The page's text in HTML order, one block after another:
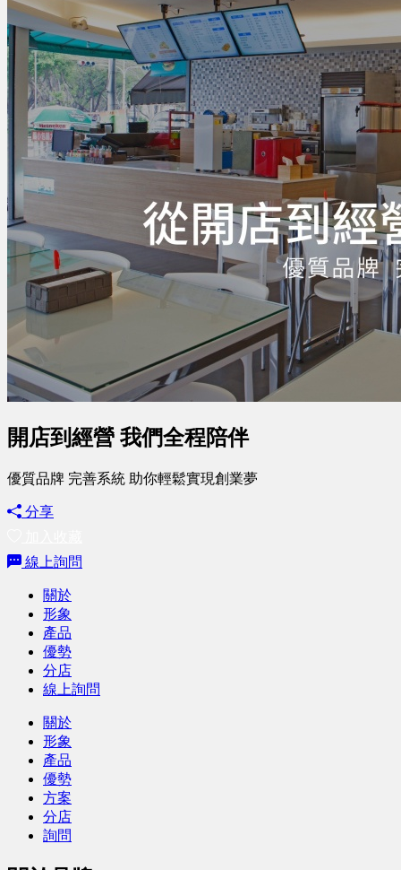
開店到經營 我們全程陪伴
優質品牌 完善系統 助你輕鬆實現創業夢
分享
線上詢問
關於
形象
產品
優勢
分店
線上詢問
關於
形象
產品
優勢
方案
分店
詢問